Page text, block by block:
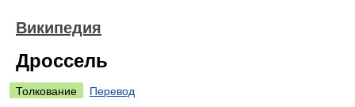
Википедия
Дроссель
Толкование
Перевод